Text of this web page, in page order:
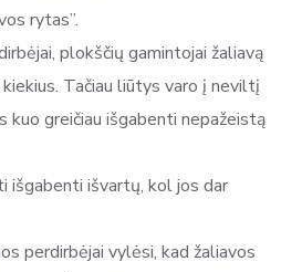
rytas”.
plokščių gamintojai žaliavą
Tačiau liūtys varo į neviltį
kuo greičiau išgabenti nepažeistą
išgabenti išvartų, kol jos dar
perdirbėjai vylėsi, kad žaliavos